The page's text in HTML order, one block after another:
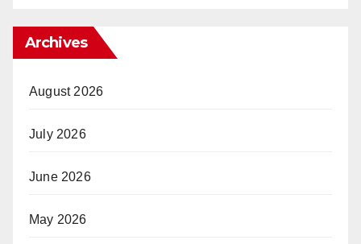
Archives
August 2026
July 2026
June 2026
May 2026